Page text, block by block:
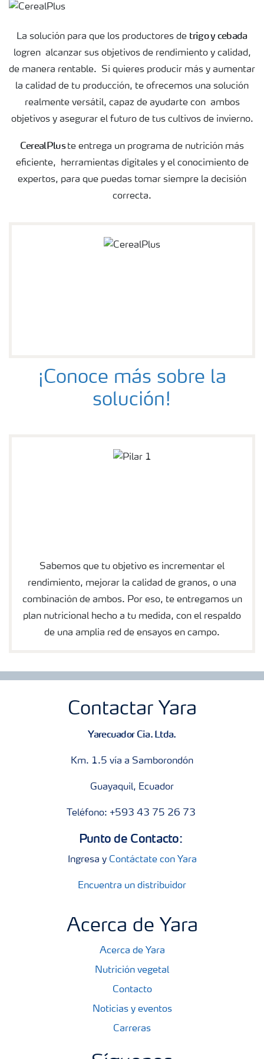
La solución para que los productores de trigoycebada
logren alcanzar sus objetivos de rendimiento y calidad,
de manera rentable. Si quieres producir más y aumentar
la calidad de tu producción, te ofrecemos una solución
realmente versátil, capaz de ayudarte con ambos
objetivos y asegurar el futuro de tus cultivos de invierno.
CerealPluste entrega un programa de nutrición más
eficiente, herramientas digitales y el conocimiento de
expertos, para que puedas tomar siempre la decisión
correcta.
¡Conoce más sobre la
solución!
Sabemos que tu objetivo es incrementar el
rendimiento, mejorar la calidad de granos, o una
combinación de ambos. Por eso, te entregamos un
plan nutricional hecho a tu medida, con el respaldo
de una amplia red de ensayos en campo.
Contactar Yara
Yarecuador Cia. Ltda.
Km. 1.5 vía a Samborondón
Guayaquil, Ecuador
Teléfono: +593 43 75 26 73
Punto de Contacto:
Ingresa y Contáctate con Yara
Encuentra un distribuidor
Acerca de Yara
Acerca de Yara
Nutrición vegetal
Contacto
Noticias y eventos
Carreras